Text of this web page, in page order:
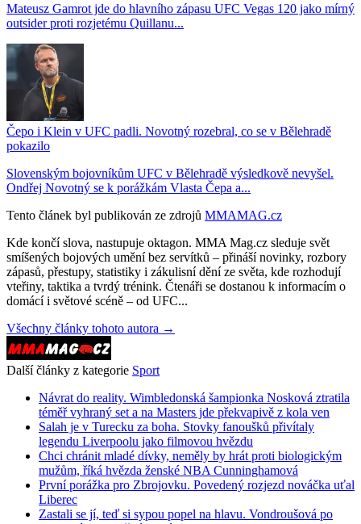
Mateusz Gamrot jde do hlavního zápasu UFC Vegas 120 jako mírný
outsider proti rozjetému Quillanu...
Čepo i Klein v UFC padli. Novotný rozebral, co se v Bělehradě
pokazilo
Slovenským bojovníkům UFC v Bělehradě výsledkově nevyšel.
Ondřej Novotný se k porážkám Vlasta Čepa a...
Tento článek byl publikován ze zdrojů MMAMAG.cz
Kde končí slova, nastupuje oktagon. MMA Mag.cz sleduje svět
smíšených bojových umění bez servítků – přináší novinky, rozbory
zápasů, přestupy, statistiky i zákulisní dění ze světa, kde rozhodují
vteřiny, taktika a tvrdý trénink. Čtenáři se dostanou k informacím o
domácí i světové scéně – od UFC...
Všechny články tohoto autora →
Další články z kategorie Sport
Návrat do reality. Wimbledonská šampionka Nosková ztratila
téměř vyhraný set a na Masters jde překvapivě z kola ven
Salah je v Turecku za boha. Stovky fanoušků přivítaly
legendu Liverpoolu jako filmovou hvězdu
Chci chránit mladé dívky, neměly by hrát proti biologickým
mužům, říká hvězda ženské NBA Cunninghamová
První porážka pro Zbrojovku. Povedený rozjezd nováčka uťal
Liberec
Zastali se jí, teď si sypou popel na hlavu. Vondroušová po